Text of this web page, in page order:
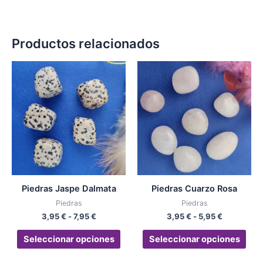
Productos relacionados
Piedras Jaspe Dalmata
Piedras
3,95€ - 7,95€
Rango
precios:
desde
3,95 €
hasta
7,95 €
Seleccionar opciones
Este
producto
tiene
múltiples
variantes.
Las
opciones
de
Piedras Cuarzo Rosa
Piedras
3,95€ - 5,95€
Rango
de
precios:
desde
3,95 €
hasta
Seleccionar opciones
Este
de